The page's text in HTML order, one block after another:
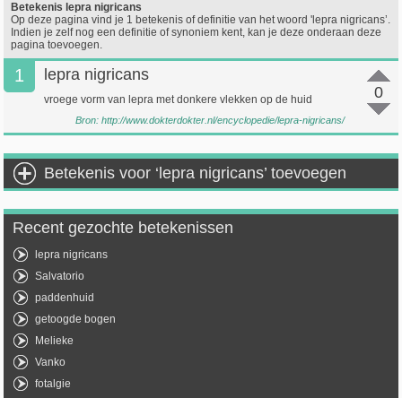
Betekenis lepra nigricans
Op deze pagina vind je 1 betekenis of definitie van het woord 'lepra nigricans’.
Indien je zelf nog een definitie of synoniem kent, kan je deze onderaan deze
pagina toevoegen.
1
0
lepra nigricans
vroege vorm van lepra met donkere vlekken op de huid
Bron: http://www.dokterdokter.nl/encyclopedie/lepra-nigricans/
Betekenis voor ‘lepra nigricans’ toevoegen
Recent gezochte betekenissen
lepra nigricans
Salvatorio
paddenhuid
getoogde bogen
Melieke
Vanko
fotalgie